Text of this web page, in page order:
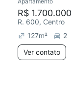
R$ 1.700.000
R. 600, Centro
127m²
2
Ver contato